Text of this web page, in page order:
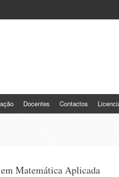
Docentes Contactos
Matemática Aplicada